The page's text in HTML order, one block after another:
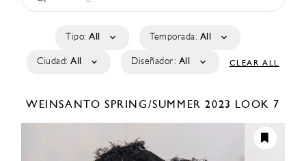
Tipo: All Temporada: All
Ciudad: All Diseñador: All CLEAR ALL
WEINSANTO SPRING/SUMMER 2023 LOOK 7